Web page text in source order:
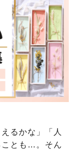
るかな」「人
とも…。そん